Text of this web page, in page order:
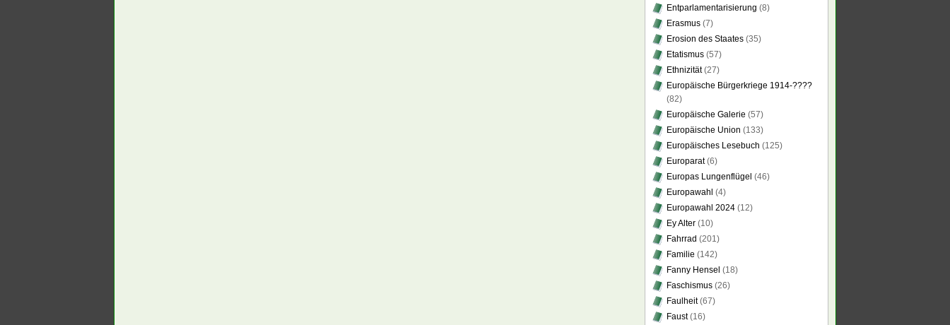
Entparlamentarisierung (8)
Erasmus (7)
Erosion des Staates (35)
Etatismus (57)
Ethnizität(27)
Europäische Bürgerkriege 1914-????
(82)
Europäische Galerie (57)
Europäische Union (133)
Europäisches Lesebuch (125)
Europarat(6)
Europas Lungenflügel (46)
Europawahl (4)
Europawahl 2024 (12)
Ey Alter (10)
Fahrrad (201)
Familie (142)
Fanny Hensel (18)
Faschismus (26)
Faulheit(67)
Faust(16)